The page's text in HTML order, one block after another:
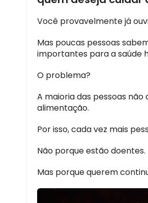
Você provavelmente já
Mas poucas pessoas
importantes para a saúde
O problema?
A maioria das pessoas
alimentação.
Por isso, cada vez mais
Não porque estão doentes.
Mas porque querem